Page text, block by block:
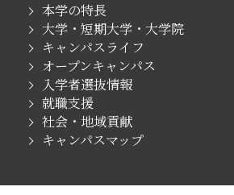
本学の特長
大学・短期大学・大学院
キャンパスライフ
オープンキャンパス
入学者選抜情報
就職支援
社会・地域貢献
キャンパスマップ